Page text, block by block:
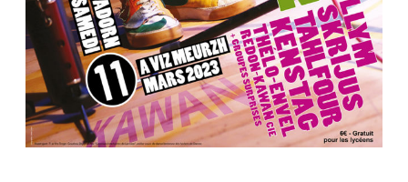
/
Fest-
noz
des
lycéens